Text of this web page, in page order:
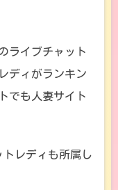
ライブチャット
ディがランキン
でも人妻サイト
レディも所属し